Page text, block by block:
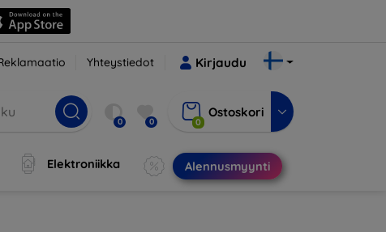
Yhteystiedot Kirjaudu
0 0 0
Ostoskori
Elektroniikka Alennusmyynti